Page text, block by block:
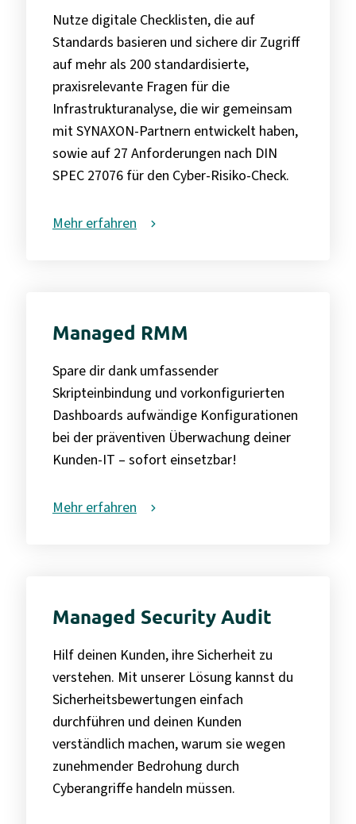
Nutze digitale Checklisten, die auf
Standards basieren und sichere dir Zugriff
auf mehr als 200 standardisierte,
praxisrelevante Fragen für die
Infrastrukturanalyse, die wir gemeinsam
mit SYNAXON-Partnern entwickelt haben,
sowie auf 27 Anforderungen nach DIN
SPEC 27076 für den Cyber-Risiko-Check.
Mehr erfahren
Managed RMM
Spare dir dank umfassender
Skripteinbindung und vorkonfigurierten
Dashboards aufwändige Konfigurationen
bei der präventiven Überwachung deiner
Kunden-IT – sofort einsetzbar!
Mehr erfahren
Managed Security Audit
Hilf deinen Kunden, ihre Sicherheit zu
verstehen. Mit unserer Lösung kannst du
Sicherheitsbewertungen einfach
durchführen und deinen Kunden
verständlich machen, warum sie wegen
zunehmender Bedrohung durch
Cyberangriffe handeln müssen.